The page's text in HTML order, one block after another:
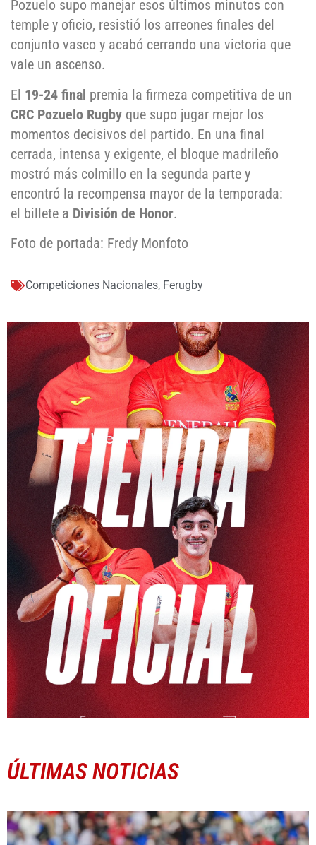
Pozuelo supo manejar esos últimos minutos con
temple y oficio, resistió los arreones finales del
conjunto vasco y acabó cerrando una victoria que
vale un ascenso.
El 19-24 final premia la firmeza competitiva de un
CRC Pozuelo Rugby que supo jugar mejor los
momentos decisivos del partido. En una final
cerrada, intensa y exigente, el bloque madrileño
mostró más colmillo en la segunda parte y
encontró la recompensa mayor de la temporada:
el billete a División de Honor.
Foto de portada: Fredy Monfoto
Competiciones Nacionales, Ferugby
ÚLTIMAS NOTICIAS